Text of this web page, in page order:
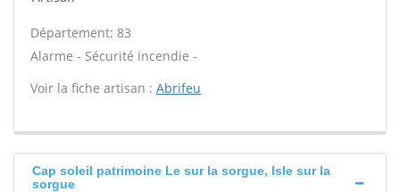
Département: 83
Alarme - Sécurité incendie -
Voir la fiche artisan : Abrifeu
Cap soleil patrimoine Le sur la sorgue, Isle sur la
sorgue